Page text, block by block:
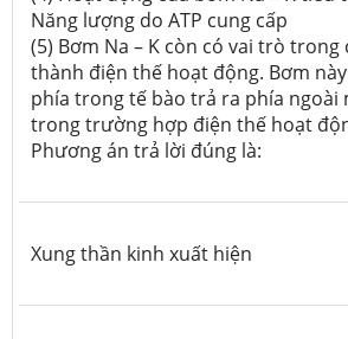
Năng lượng do ATP cung cấp
(5) Bơm Na – K còn có vai trò trong
thành điện thế hoạt động. Bơm
phía trong tế bào trả ra phía ngoài
trong trường hợp điện thế hoạt
Phương án trả lời đúng là:
Xung thần kinh xuất hiện